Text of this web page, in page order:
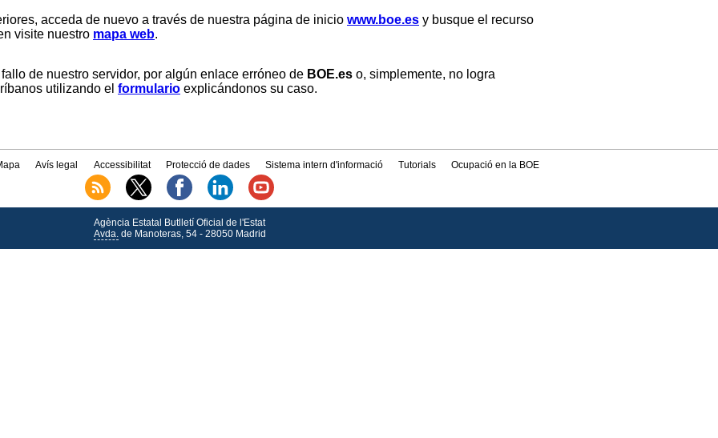
acceda de nuevo a través de nuestra página de inicio www.boe.es y busque el recurso
visite nuestro mapa web.
de nuestro servidor, por algún enlace erróneo de BOE.es o, simplemente, no logra
utilizando el formulario explicándonos su caso.
Avís legal Accessibilitat Protecció de dades Sistema intern d'informació Tutorials Ocupació en la BOE
Agència Estatal Butlletí Oficial de l'Estat
Avda.de Manoteras, 54 - 28050 Madrid